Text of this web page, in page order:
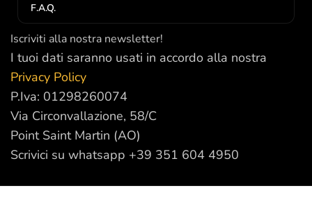
F.A.Q.
Iscriviti alla nostra newsletter!
I tuoi dati saranno usati in accordo alla nostra
Privacy Policy
P.Iva: 01298260074
Via Circonvallazione, 58/C
Point Saint Martin (AO)
Scrivici su whatsapp +39 351 604 4950